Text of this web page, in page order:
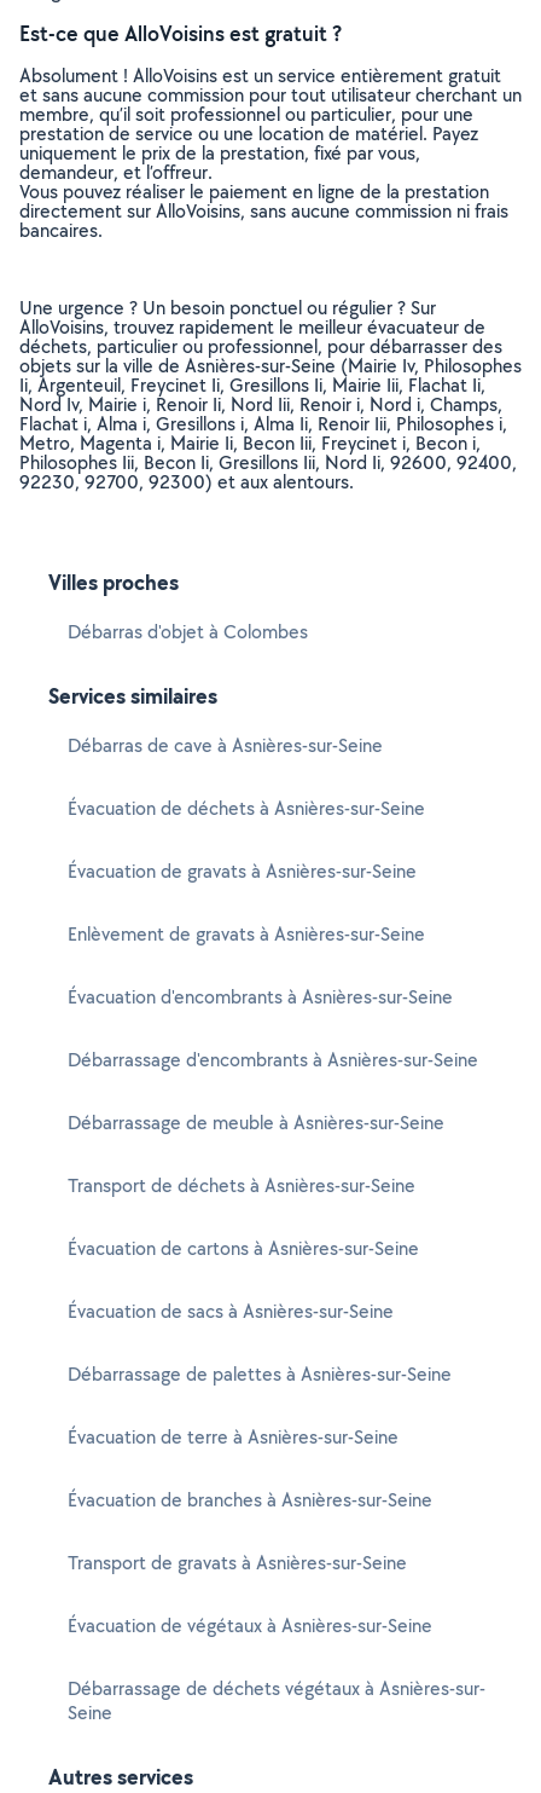
Est-ce que AlloVoisins est gratuit ?
Absolument ! AlloVoisins est un service entièrement gratuit
et sans aucune commission pour tout utilisateur cherchant un
membre, qu’il soit professionnel ou particulier, pour une
prestation de service ou une location de matériel. Payez
uniquement le prix de la prestation, fixé par vous,
demandeur, et l’offreur.
Vous pouvez réaliser le paiement en ligne de la prestation
directement sur AlloVoisins, sans aucune commission ni frais
bancaires.
Une urgence ? Un besoin ponctuel ou régulier ? Sur
AlloVoisins, trouvez rapidement le meilleur évacuateur de
déchets, particulier ou professionnel, pour débarrasser des
objets sur la ville de Asnières-sur-Seine (Mairie Iv, Philosophes
Ii, Argenteuil, Freycinet Ii, Gresillons Ii, Mairie Iii, Flachat Ii,
Nord Iv, Mairie i, Renoir Ii, Nord Iii, Renoir i, Nord i, Champs,
Flachat i, Alma i, Gresillons i, Alma Ii, Renoir Iii, Philosophes i,
Metro, Magenta i, Mairie Ii, Becon Iii, Freycinet i, Becon i,
Philosophes Iii, Becon Ii, Gresillons Iii, Nord Ii, 92600, 92400,
92230, 92700, 92300) et aux alentours.
Villes proches
Débarras d'objet à Colombes
Services similaires
Débarras de cave à Asnières-sur-Seine
Évacuation de déchets à Asnières-sur-Seine
Évacuation de gravats à Asnières-sur-Seine
Enlèvement de gravats à Asnières-sur-Seine
Évacuation d'encombrants à Asnières-sur-Seine
Débarrassage d'encombrants à Asnières-sur-Seine
Débarrassage de meuble à Asnières-sur-Seine
Transport de déchets à Asnières-sur-Seine
Évacuation de cartons à Asnières-sur-Seine
Évacuation de sacs à Asnières-sur-Seine
Débarrassage de palettes à Asnières-sur-Seine
Évacuation de terre à Asnières-sur-Seine
Évacuation de branches à Asnières-sur-Seine
Transport de gravats à Asnières-sur-Seine
Évacuation de végétaux à Asnières-sur-Seine
Débarrassage de déchets végétaux à Asnières-sur-
Seine
Autres services